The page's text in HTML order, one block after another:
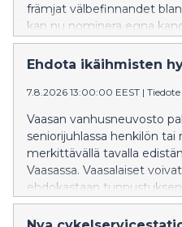
främjat välbefinnandet
kan nu nominera egna
utmärkelse.
Ehdota ikäihmisten
7.8.2026 13:00:00 EEST | Tiedote
Vaasan vanhusneuvosto
seniorijuhlassa henkilön tai
merkittävällä tavalla
Vaasassa. Vaasalaiset
ehdokastaan tunnustuksen